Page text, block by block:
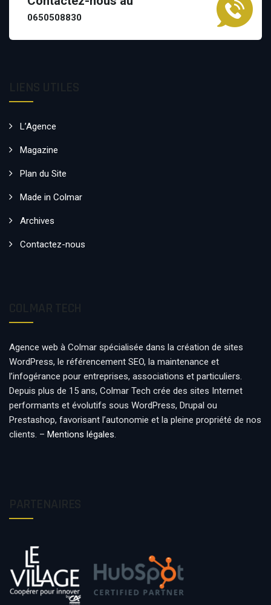
0650508830
L’Agence
Magazine
Plan du Site
Made in Colmar
Archives
Contactez-nous
Agence web à Colmar spécialisée dans la création de sites
WordPress, le référencement SEO, la maintenance et
l’infogérance pour entreprises, associations et particuliers.
Depuis plus de 15 ans, Colmar Tech crée des sites Internet
performants et évolutifs sous WordPress, Drupal ou
Prestashop, favorisant l’autonomie et la pleine propriété de nos
clients. – Mentions légales.